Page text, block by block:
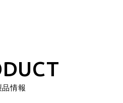
品情報